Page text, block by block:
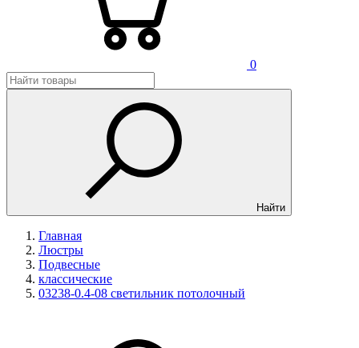
0
Найти
Главная
Люстры
Подвесные
классические
03238-0.4-08 светильник потолочный